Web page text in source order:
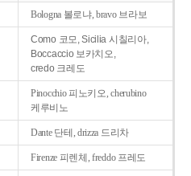
Bologna 볼로냐, bravo 브라보
Como 코모, Sicilia 시칠리아,
Boccaccio 보카치오,
credo 크레도
Pinocchio 피노키오, cherubino
케루비노
Dante 단테, drizza 드리차
Firenze 피렌체, freddo 프레도